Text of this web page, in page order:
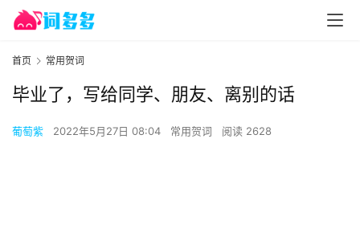
首页 常用贺词
毕业了，写给同学、朋友、离别的话
葡萄紫 2022年5月27日 08:04 常用贺词 阅读 2628